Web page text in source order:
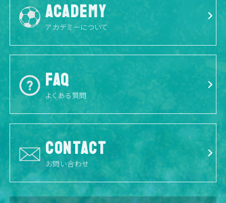
ACADEMY
アカデミーについて
FAQ
よくある質問
CONTACT
お問い合わせ